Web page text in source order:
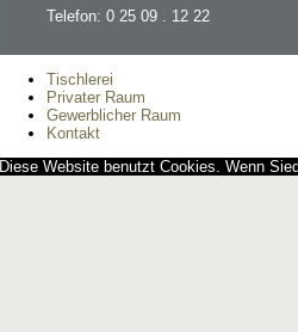
Telefon: 0 25 09 . 12 22
Tischlerei
Privater Raum
Gewerblicher Raum
Kontakt
Diese Website benutzt Cookies. Wenn